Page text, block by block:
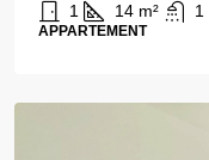
1 14 m² 1
APPARTEMENT